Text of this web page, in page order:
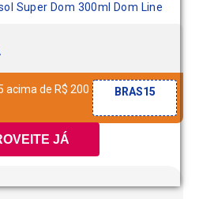
JÁ
Super Dom 300ml Dom Line
acima de R$ 200
BRAS15